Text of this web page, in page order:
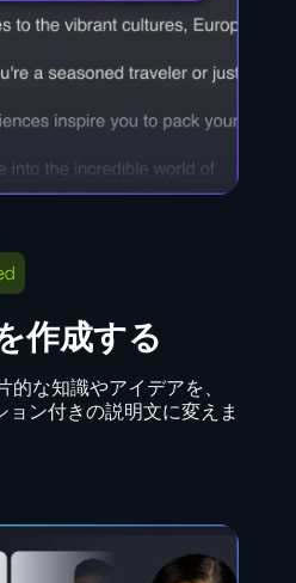
作成する
的な知識やアイデアを、
ョン付きの説明文に変えま